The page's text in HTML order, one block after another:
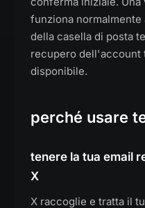
funziona normalmente
della casella di posta
recupero dell'account
disponibile.
perché usare
tenere la tua email
X
X raccoglie e tratta il